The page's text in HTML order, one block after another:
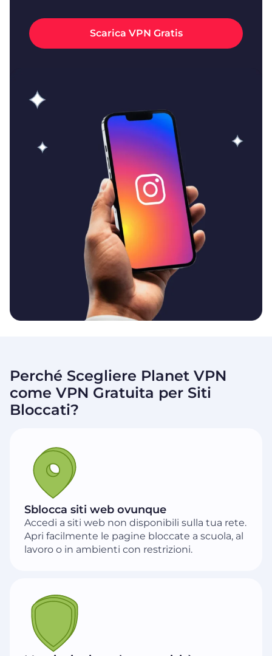
Scarica VPN Gratis
Perché Scegliere Planet VPN
come VPN Gratuita per Siti
Bloccati?
Sblocca siti web ovunque
Accedi a siti web non disponibili sulla tua rete.
Apri facilmente le pagine bloccate a scuola, al
lavoro o in ambienti con restrizioni.